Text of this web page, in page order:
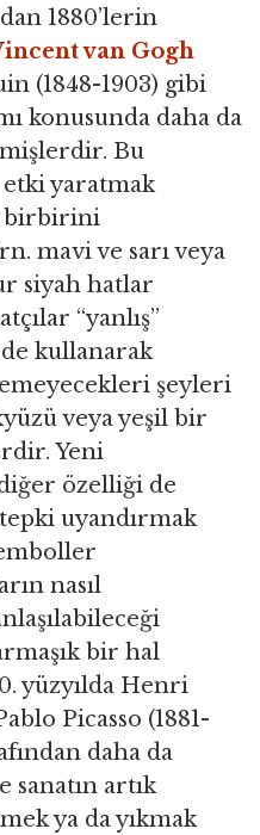
1880’lerin
van Gogh
(1848-1903) gibi
konusunda daha da
Bu
yaratmak
birbirini
mavi ve sarı veya
siyah hatlar
“yanlış”
kullanarak
şeyleri
veya yeşil bir
Yeni
özelliği de
uyandırmak
nasıl
bir hal
yüzyılda Henri
Picasso (1881-
daha da
sanatın artık
ya da yıkmak